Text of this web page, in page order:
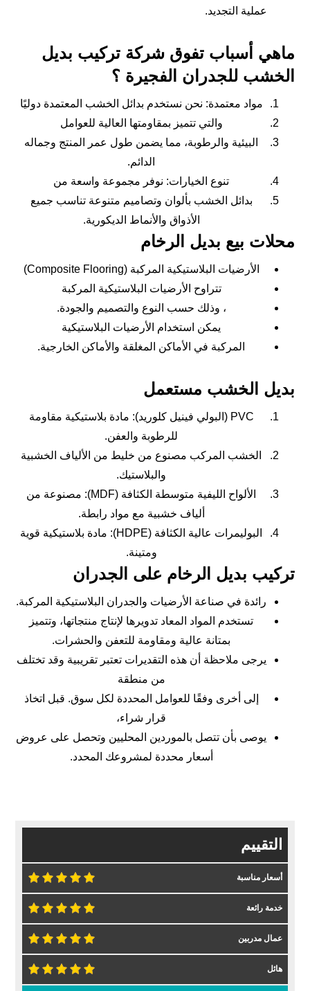
عملية التجديد.
ماهي أسباب تفوق شركة تركيب بديل
الخشب للجدران الفجيرة ؟
مواد معتمدة: نحن نستخدم بدائل الخشب المعتمدة دوليًا
والتي تتميز بمقاومتها العالية للعوامل
البيئية والرطوبة، مما يضمن طول عمر المنتج وجماله
الدائم.
تنوع الخيارات: نوفر مجموعة واسعة من
بدائل الخشب بألوان وتصاميم متنوعة تناسب جميع
الأذواق والأنماط الديكورية.
محلات بيع بديل الرخام
الأرضيات البلاستيكية المركبة (Composite Flooring)
تتراوح الأرضيات البلاستيكية المركبة
، وذلك حسب النوع والتصميم والجودة.
يمكن استخدام الأرضيات البلاستيكية
المركبة في الأماكن المغلقة والأماكن الخارجية.
بديل الخشب مستعمل
PVC (البولي فينيل كلوريد): مادة بلاستيكية مقاومة
للرطوبة والعفن.
الخشب المركب مصنوع من خليط من الألياف الخشبية
والبلاستيك.
الألواح الليفية متوسطة الكثافة (MDF): مصنوعة من
ألياف خشبية مع مواد رابطة.
البوليمرات عالية الكثافة (HDPE): مادة بلاستيكية قوية
ومتينة.
تركيب بديل الرخام على الجدران
رائدة في صناعة الأرضيات والجدران البلاستيكية المركبة.
تستخدم المواد المعاد تدويرها لإنتاج منتجاتها، وتتميز
بمتانة عالية ومقاومة للتعفن والحشرات.
يرجى ملاحظة أن هذه التقديرات تعتبر تقريبية وقد تختلف
من منطقة
إلى أخرى وفقًا للعوامل المحددة لكل سوق. قبل اتخاذ
قرار شراء،
يوصى بأن تتصل بالموردين المحليين وتحصل على عروض
أسعار محددة لمشروعك المحدد.
التقييم
أسعار مناسبة
خدمة رائعة
عمال مدربين
هائل